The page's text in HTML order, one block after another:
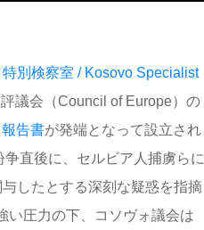
別検察室 / Kosovo Specialist
議会（Council of Europe）の
告書が発端となって設立され
直後に、セルビア人捕虜らに
したとする深刻な疑惑を指摘
い圧力の下、コソヴォ議会は